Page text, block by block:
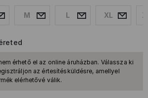
M L XL
érhető el az online áruházban. Válassza ki
az értesítésküldésre, amellyel
elérhetővé válik.